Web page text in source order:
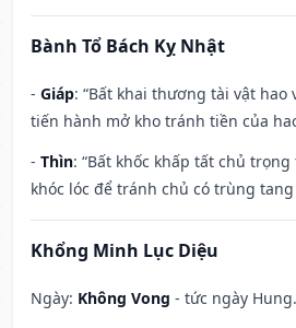
Bành Tổ Bách Kỵ Nhật
- Giáp: “Bất khai thương tài vật hao
tiến hành mở kho tránh tiền của
- Thìn: “Bất khốc khấp tất chủ
khóc lóc để tránh chủ có trùng tang
Khổng Minh Lục Diệu
Ngày: Không Vong - tức ngày Hung.